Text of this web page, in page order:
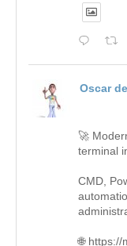
Oscar
🚀
terminal
CMD,
🌐